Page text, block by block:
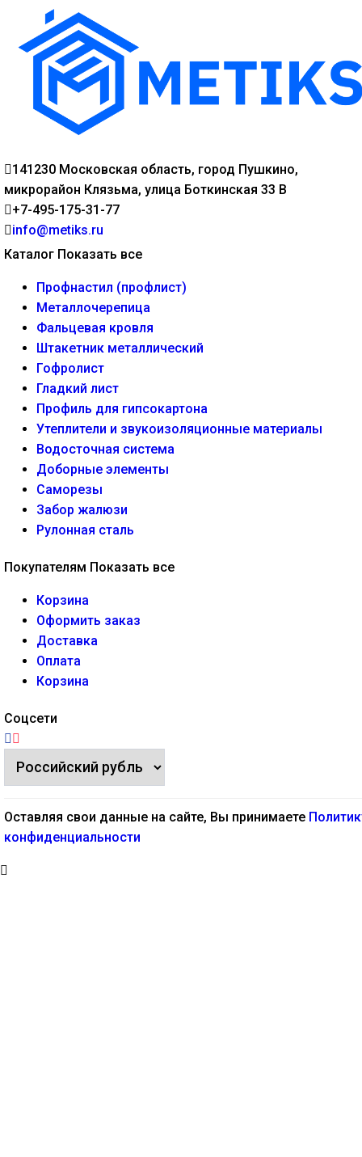
141230 Московская область, город Пушкино,
микрорайон Клязьма, улица Боткинская 33 В
+7-495-175-31-77
info@metiks.ru
Каталог Показать все
Профнастил (профлист)
Металлочерепица
Фальцевая кровля
Штакетник металлический
Гофролист
Гладкий лист
Профиль для гипсокартона
Утеплители и звукоизоляционные материалы
Водосточная система
Доборные элементы
Саморезы
Забор жалюзи
Рулонная сталь
Покупателям Показать все
Корзина
Оформить заказ
Доставка
Оплата
Корзина
Соцсети
Оставляя свои данные на сайте, Вы принимаете
конфиденциальности